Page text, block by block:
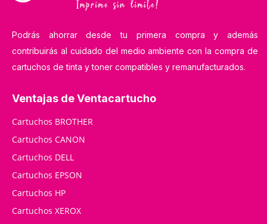
Podrás ahorrar desde tu primera compra y además
contribuirás al cuidado del medio ambiente con la compra de
cartuchos de tinta y toner compatibles y remanufacturados.
Ventajas de Ventacartucho
Cartuchos BROTHER
Cartuchos CANON
Cartuchos DELL
Cartuchos EPSON
Cartuchos HP
Cartuchos XEROX